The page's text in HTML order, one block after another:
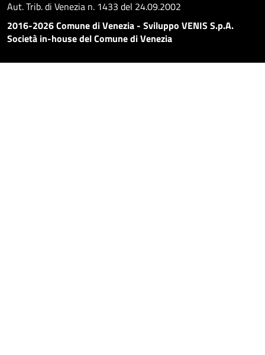
Aut. Trib. di Venezia n. 1433 del 24.09.2002
2016-2026 Comune di Venezia - Sviluppo VENIS S.p.A.
Società in-house del Comune di Venezia